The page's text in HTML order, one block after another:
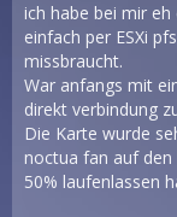
ich habe bei mir
einfach per ESXi
missbraucht.
War anfangs mit
direkt verbindung
Die Karte wurde
noctua fan auf
50% laufenlassen